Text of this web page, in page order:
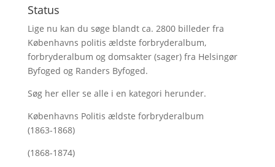
Status
Lige nu kan du søge blandt ca. 2800 billeder fra
Københavns politis ældste forbryderalbum,
forbryderalbum og domsakter (sager) fra Helsingør
Byfoged og Randers Byfoged.
Søg hereller se alle i en kategori herunder.
Københavns Politis ældste forbryderalbum
(1863-1868)
(1868-1874)